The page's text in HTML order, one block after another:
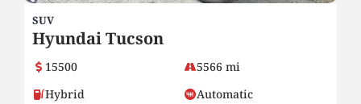
SUV
Hyundai Tucson
15500
5566 mi
Hybrid
Automatic